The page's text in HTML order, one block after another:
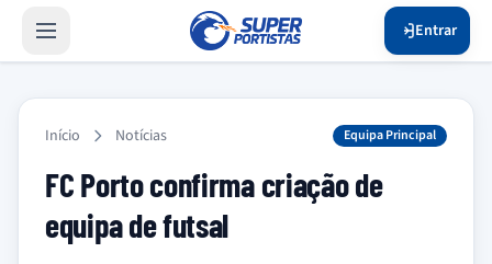
Entrar
Início Notícias Equipa Principal
FC Porto confirma criação de
equipa de futsal